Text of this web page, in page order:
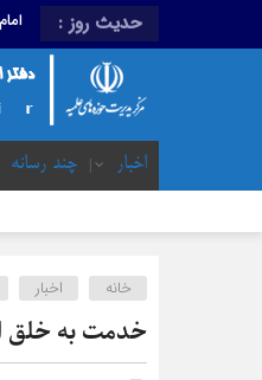
حدیث روز :
اخبار چند رسانه
خانه اخبار
خدمت به خلق